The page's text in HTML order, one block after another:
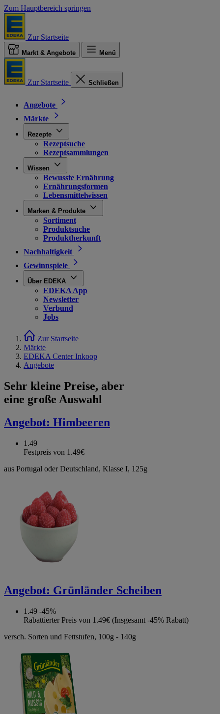
Zum Hauptbereich springen
Zur Startseite
Markt & Angebote Menü
Zur Startseite Schließen
Angebote
Märkte
Rezepte
Rezeptsuche
Rezeptsammlungen
Wissen
Bewusste Ernährung
Ernährungsformen
Lebensmittelwissen
Marken & Produkte
Sortiment
Produktsuche
Produktherkunft
Nachhaltigkeit
Gewinnspiele
Über EDEKA
EDEKA App
Newsletter
Verbund
Jobs
Zur Startseite
Märkte
EDEKA Center Inkoop
Angebote
Sehr kleine Preise, aber
eine große Auswahl
Angebot: Himbeeren
1.49
Festpreis von 1.49€
aus Portugal oder Deutschland, Klasse I, 125g
Angebot: Grünländer Scheiben
1.49 -45%
Rabattierter Preis von 1.49€ (Insgesamt -45% Rabatt)
versch. Sorten und Fettstufen, 100g - 140g